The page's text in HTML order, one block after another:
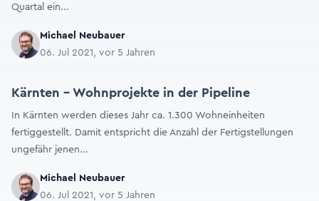
Quartal ein...
Michael Neubauer
06. Jul 2021, vor 5 Jahren
Kärnten – Wohnprojekte in der Pipeline
In Kärnten werden dieses Jahr ca. 1.300 Wohneinheiten
fertiggestellt. Damit entspricht die Anzahl der Fertigstellungen
ungefähr jenen...
Michael Neubauer
06. Jul 2021, vor 5 Jahren